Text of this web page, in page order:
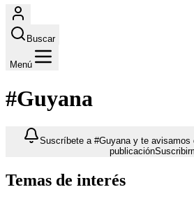
Buscar
Menú
#Guyana
Suscríbete a #Guyana y te avisamos
publicación
Temas de interés